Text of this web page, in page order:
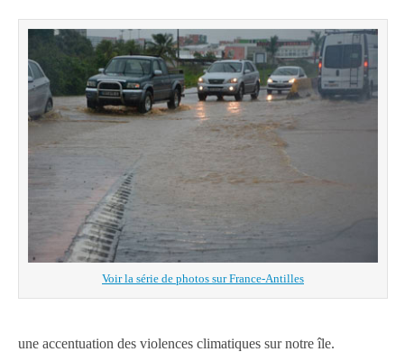
Voir la série de photos sur France-Antilles
une accentuation des violences climatiques sur notre île.